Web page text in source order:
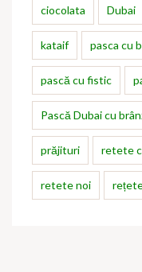
ciocolata Dubai
kataif pasca cu
pască cu fistic
Pască Dubai cu
prăjituri retete
retete noi